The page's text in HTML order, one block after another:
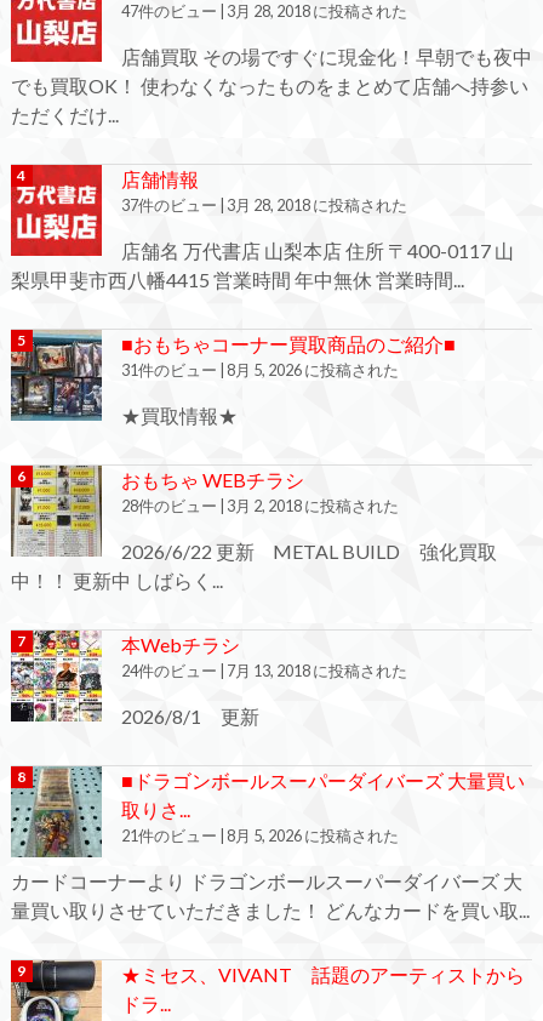
47件のビュー 3月 28, 2018 に投稿された
店舗買取 その場ですぐに現金化！早朝でも夜中
でも買取OK！ 使わなくなったものをまとめて店舗へ持参い
ただくだけ...
店舗情報
37件のビュー 3月 28, 2018 に投稿された
店舗名 万代書店 山梨本店 住所 〒400-0117 山
梨県甲斐市西八幡4415 営業時間 年中無休 営業時間...
■おもちゃコーナー買取商品のご紹介■
31件のビュー 8月 5, 2026 に投稿された
★買取情報★
おもちゃ WEBチラシ
28件のビュー 3月 2, 2018 に投稿された
2026/6/22 更新 METAL BUILD 強化買取
中！！ 更新中 しばらく...
本Webチラシ
24件のビュー 7月 13, 2018 に投稿された
2026/8/1 更新
■ドラゴンボールスーパーダイバーズ 大量買い
取りさ...
21件のビュー 8月 5, 2026 に投稿された
カードコーナーより ドラゴンボールスーパーダイバーズ 大
量買い取りさせていただきました！ どんなカードを買い取...
★ミセス、VIVANT 話題のアーティストから
ドラ...